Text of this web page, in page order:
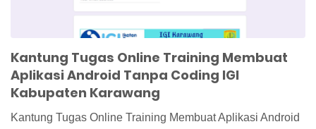
Kantung Tugas Online Training Membuat
Aplikasi Android Tanpa Coding IGI
Kabupaten Karawang
Kantung Tugas Online Training Membuat Aplikasi Android